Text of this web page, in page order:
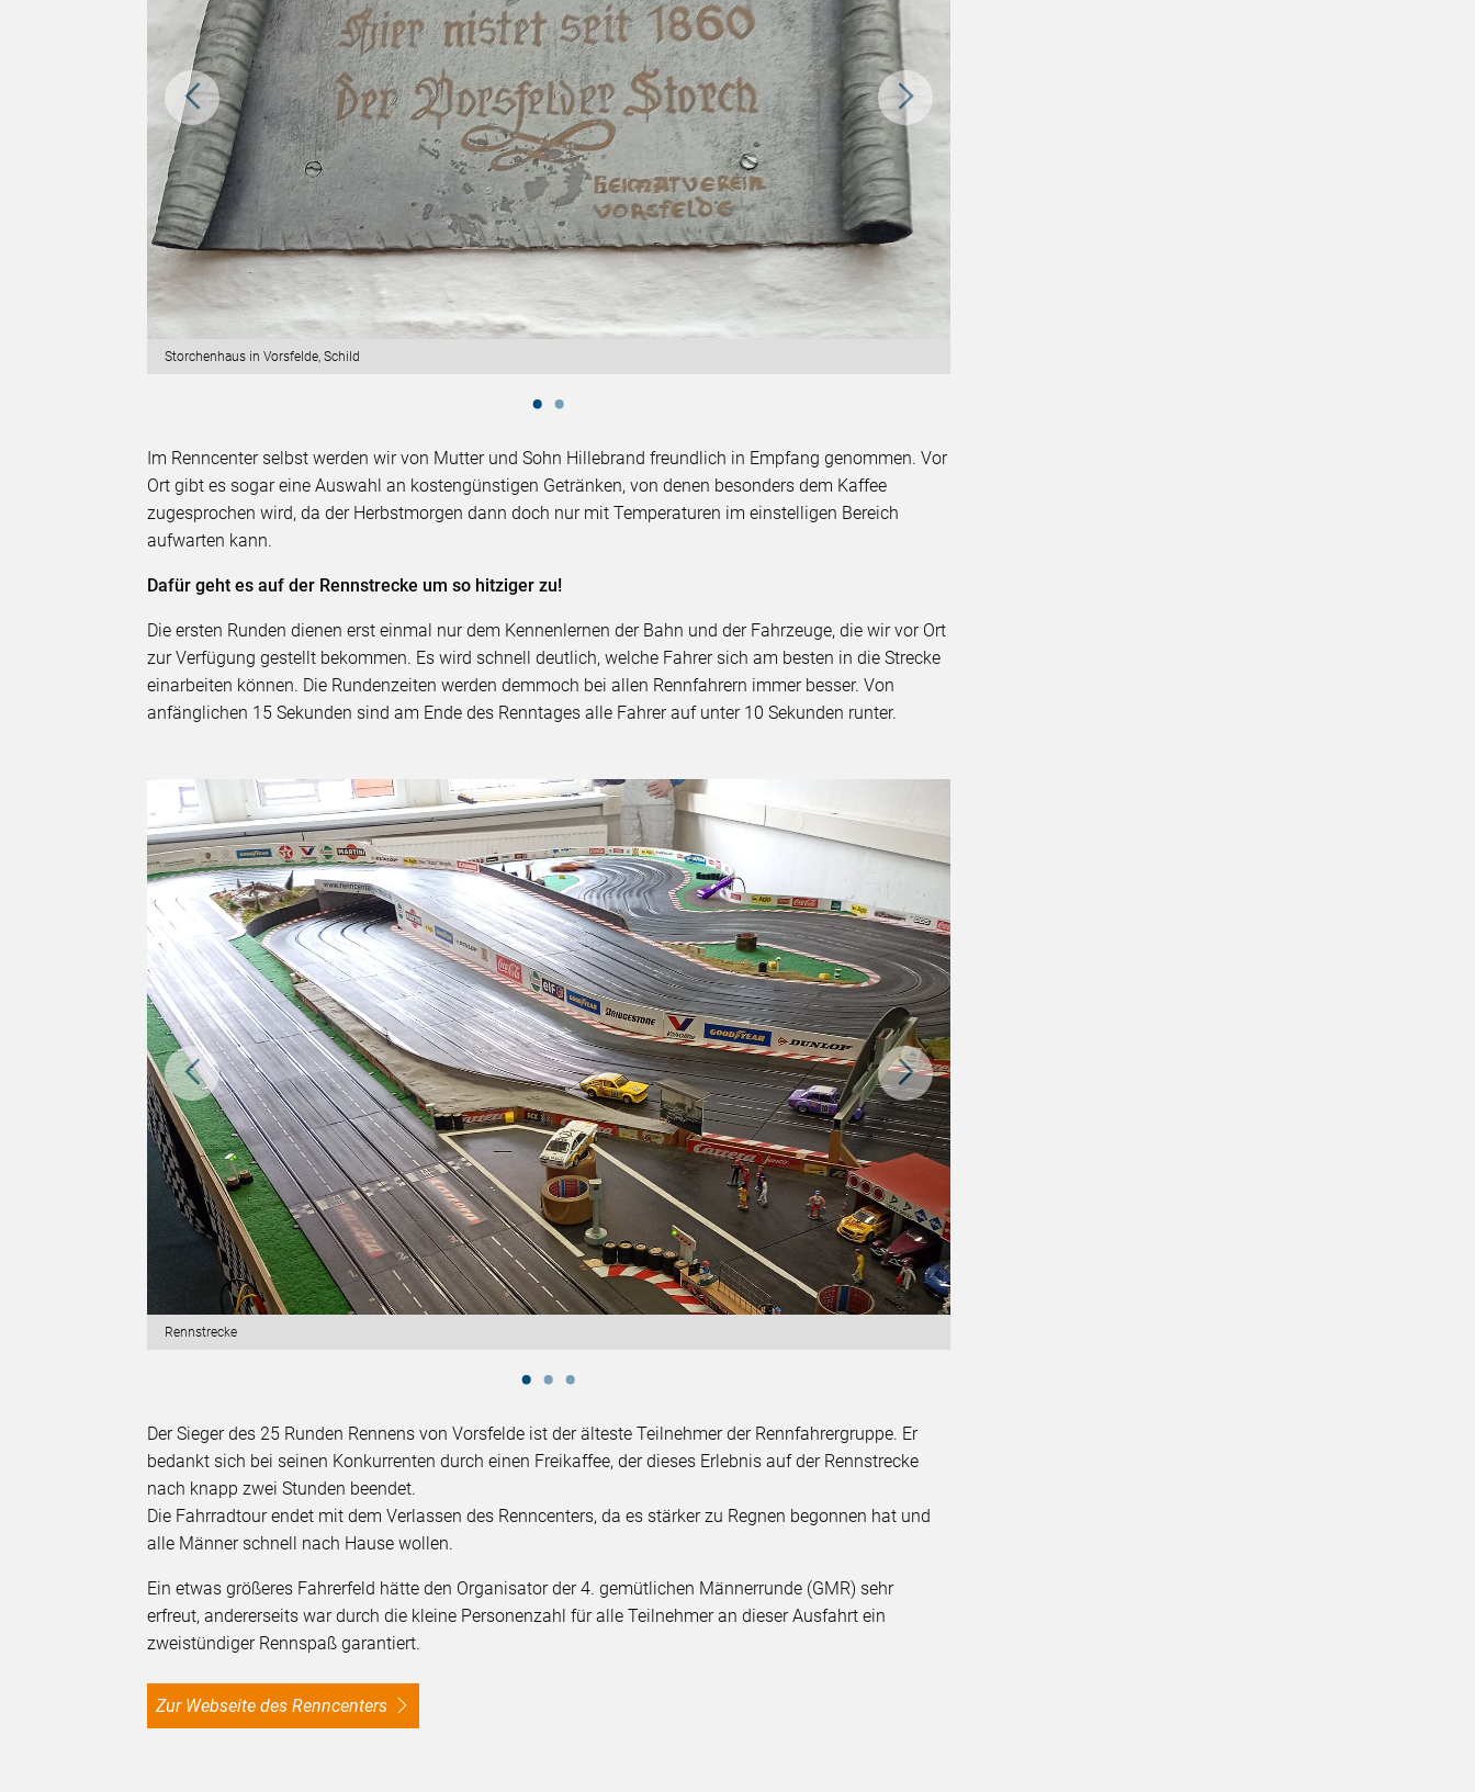
Storchenhaus in Vorsfelde, Schild
Im Renncenter selbst werden wir von Mutter und Sohn Hillebrand freundlich in Empfang genommen. Vor
Ort gibt es sogar eine Auswahl an kostengünstigen Getränken, von denen besonders dem Kaffee
zugesprochen wird, da der Herbstmorgen dann doch nur mit Temperaturen im einstelligen Bereich
aufwarten kann.
Dafür geht es auf der Rennstrecke um so hitziger zu!
Die ersten Runden dienen erst einmal nur dem Kennenlernen der Bahn und der Fahrzeuge, die wir vor Ort
zur Verfügung gestellt bekommen. Es wird schnell deutlich, welche Fahrer sich am besten in die Strecke
einarbeiten können. Die Rundenzeiten werden demmoch bei allen Rennfahrern immer besser. Von
anfänglichen 15 Sekunden sind am Ende des Renntages alle Fahrer auf unter 10 Sekunden runter.
Rennstrecke
Der Sieger des 25 Runden Rennens von Vorsfelde ist der älteste Teilnehmer der Rennfahrergruppe. Er
bedankt sich bei seinen Konkurrenten durch einen Freikaffee, der dieses Erlebnis auf der Rennstrecke
nach knapp zwei Stunden beendet.
Die Fahrradtour endet mit dem Verlassen des Renncenters, da es stärker zu Regnen begonnen hat und
alle Männer schnell nach Hause wollen.
Ein etwas größeres Fahrerfeld hätte den Organisator der 4. gemütlichen Männerrunde (GMR) sehr
erfreut, andererseits war durch die kleine Personenzahl für alle Teilnehmer an dieser Ausfahrt ein
zweistündiger Rennspaß garantiert.
zur Webseite des Renncenters